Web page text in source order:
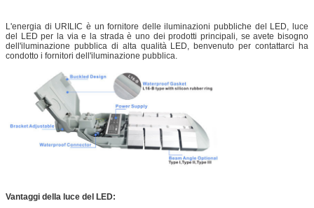
L'energia di URILIC è un fornitore delle iluminazioni pubbliche del LED, luce
del LED per la via e la strada è uno dei prodotti principali, se avete bisogno
dell'iluminazione pubblica di alta qualità LED, benvenuto per contattarci ha
condotto i fornitori dell'iluminazione pubblica.
Vantaggi della luce del LED: